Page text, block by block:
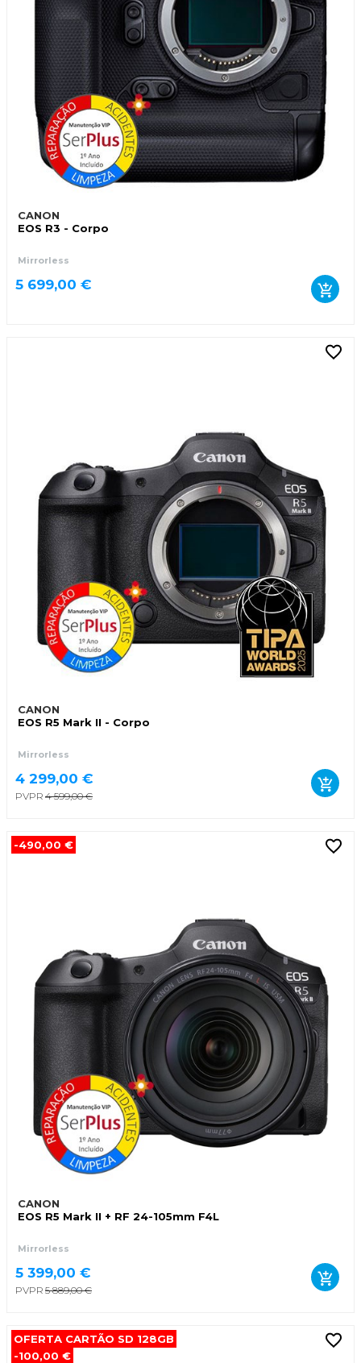
CANON
EOS R3 - Corpo
Mirrorless
5 699,00 €
CANON
EOS R5 Mark II - Corpo
Mirrorless
4 299,00 €
PVPR 4 599,00 €
-490,00 €
CANON
EOS R5 Mark II + RF 24-105mm F4L
Mirrorless
5 399,00 €
PVPR 5 889,00 €
OFERTA CARTÃO SD 128GB
-100,00 €